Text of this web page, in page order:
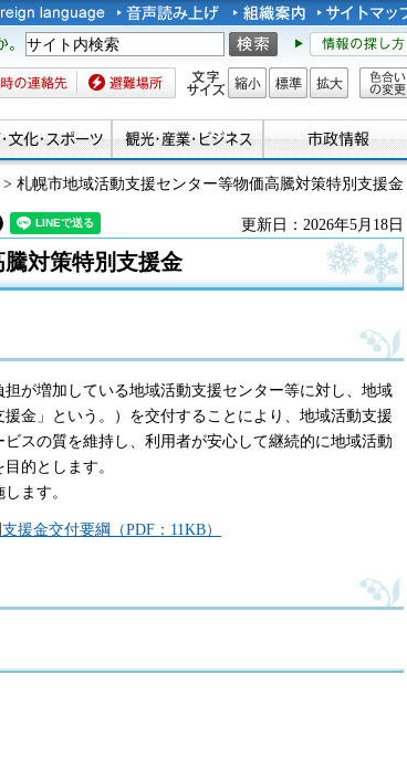
連絡先 避難場所 文字サイズ
縮小 標準 拡大
色合い
> 札幌市地域活動支援センター等物価高騰対策特別支援金
更新日：2026年5月18日
対策特別支援金
が増加している地域活動支援センター等に対し、地域
金」という。）を交付することにより、地域活動支援
スの質を維持し、利用者が安心して継続的に地域活動
的とします。
ます。
援金交付要綱（PDF：11KB）